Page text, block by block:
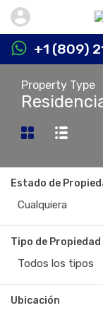
+1 (809)
Property Type
Estado de
Cualquiera
Tipo de Propiedad
Todos los tipos
Ubicación